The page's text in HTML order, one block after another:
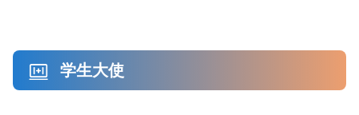
学生大使